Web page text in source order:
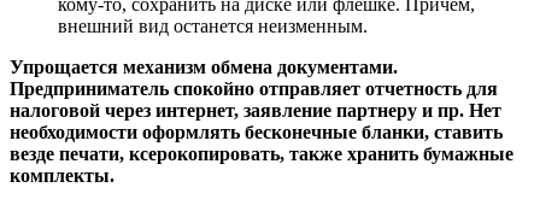
кому-то, сохранить на диске или флешке. Причем,
внешний вид останется неизменным.
Упрощается механизм обмена документами.
Предприниматель спокойно отправляет отчетность для
налоговой через интернет, заявление партнеру и пр. Нет
необходимости оформлять бесконечные бланки, ставить
везде печати, ксерокопировать, также хранить бумажные
комплекты.